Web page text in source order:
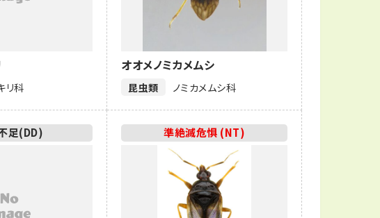
リ科 昆虫類
オオメノミカメムシ
ノミカメムシ科
足(DD) 準絶滅危惧 (NT)